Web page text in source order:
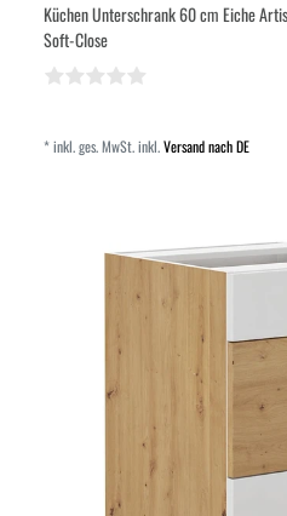
Küchen Unterschrank 60 cm Eiche
Soft-Close
*inkl. ges. MwSt.inkl.Versand nach DE